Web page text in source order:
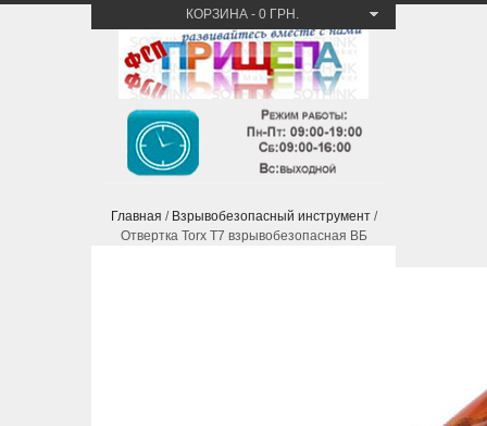
КОРЗИНА - 0 ГРН.
Главная / Взрывобезопасный инструмент/
Отвертка Torx T7 взрывобезопасная ВБ